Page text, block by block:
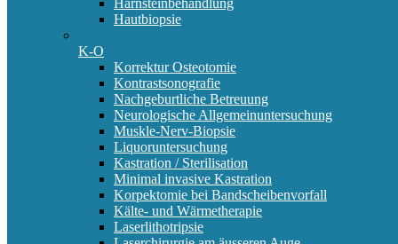
Harnsteinbehandlung
Hautbiopsie
K-O
Korrektur Osteotomie
Kontrastsonografie
Nachgeburtliche Betreuung
Neurologische Allgemeinuntersuchung
Muskle-Nerv-Biopsie
Liquoruntersuchung
Kastration / Sterilisation
Minimal invasive Kastration
Korpektomie bei Bandscheibenvorfall
Kälte- und Wärmetherapie
Laserlithotripsie